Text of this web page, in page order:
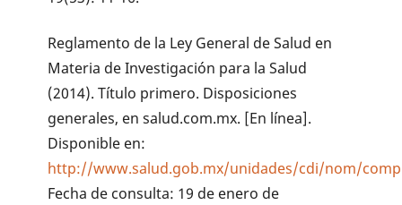
Reglamento de la Ley General de Salud en
Materia de Investigación para la Salud
(2014). Título primero. Disposiciones
generales, en salud.com.mx. [En línea].
Disponible en:
http://www.salud.gob.mx/unidades/cdi/nom/
Fecha de consulta: 19 de enero de